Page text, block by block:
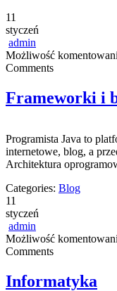
11
styczeń
admin
Możliwość
Comments
Frameworki i
Programista Java to
internetowe, blog, a
Architektura
Categories: Blog
11
styczeń
admin
Możliwość
Comments
Informatyka